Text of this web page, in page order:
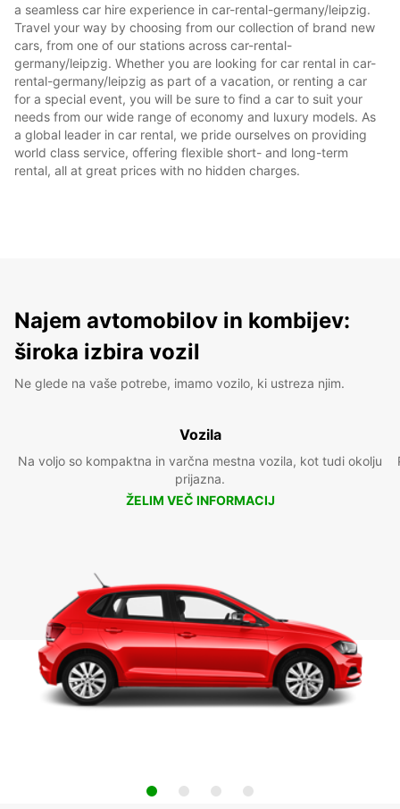
a seamless car hire experience in car-rental-germany/leipzig.
Travel your way by choosing from our collection of brand new
cars, from one of our stations across car-rental-
germany/leipzig. Whether you are looking for car rental in car-
rental-germany/leipzig as part of a vacation, or renting a car
for a special event, you will be sure to find a car to suit your
needs from our wide range of economy and luxury models. As
a global leader in car rental, we pride ourselves on providing
world class service, offering flexible short- and long-term
rental, all at great prices with no hidden charges.
Najem avtomobilov in kombijev:
široka izbira vozil
Ne glede na vaše potrebe, imamo vozilo, ki ustreza njim.
Vozila
Na voljo so kompaktna in varčna mestna vozila, kot tudi okolju
prijazna.
ŽELIM VEČ INFORMACIJ